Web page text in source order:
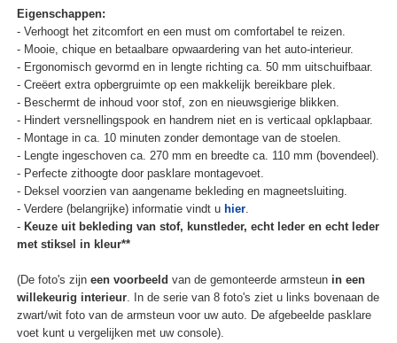
Eigenschappen:
- Verhoogt het zitcomfort en een must om comfortabel te reizen.
- Mooie, chique en betaalbare opwaardering van het auto-interieur.
- Ergonomisch gevormd en in lengte richting ca. 50 mm uitschuifbaar.
- Creëert extra opbergruimte op een makkelijk bereikbare plek.
- Beschermt de inhoud voor stof, zon en nieuwsgierige blikken.
- Hindert versnellingspook en handrem niet en is verticaal opklapbaar.
- Montage in ca. 10 minuten zonder demontage van de stoelen.
- Lengte ingeschoven ca. 270 mm en breedte ca. 110 mm (bovendeel).
- Perfecte zithoogte door pasklare montagevoet.
- Deksel voorzien van aangename bekleding en magneetsluiting.
- Verdere (belangrijke) informatie vindt u hier.
- Keuze uit bekleding van stof, kunstleder, echt leder en echt leder
met stiksel in kleur**
(De foto's zijn een voorbeeld van de gemonteerde armsteun in een
willekeurig interieur. In de serie van 8 foto's ziet u links bovenaan de
zwart/wit foto van de armsteun voor uw auto. De afgebeelde pasklare
voet kunt u vergelijken met uw console).